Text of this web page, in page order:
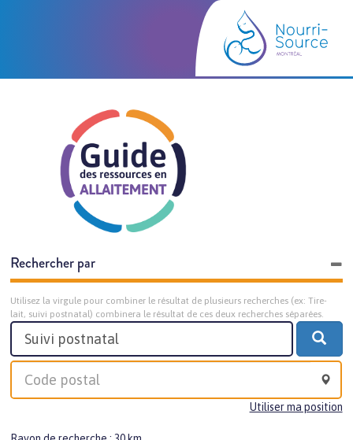
Rechercher par
Utilisez la virgule pour combiner le résultat de plusieurs recherches (ex: Tire-
lait, suivi postnatal) combinera le résultat de ces deux recherches séparées.
Utiliser ma position